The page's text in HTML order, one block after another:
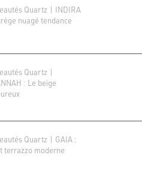
Quartz | INDIRA
nuagé tendance
Quartz |
: Le beige
Quartz | GAIA :
terrazzo moderne